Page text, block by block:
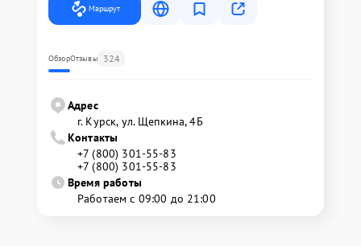
Маршрут
ОбзорОтзывы 324
Адрес
г. Курск, ул. Щепкина, 4Б
Контакты
+7 (800) 301-55-83
+7 (800) 301-55-83
Время работы
Работаем с 09:00 до 21:00